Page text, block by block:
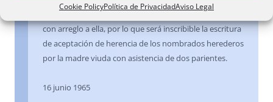
Cookie PolicyPolítica de PrivacidadAviso Legal
régimen de la legislación anterior y que sean válidos
con arreglo a ella, por lo que será inscribible la escritura
de aceptación de herencia de los nombrados herederos
por la madre viuda con asistencia de dos parientes.
16 junio 1965